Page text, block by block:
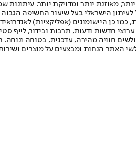
מאוזנת יותר ומדויקת יותר. עיתונות
פורסמה ב-30 ביולי 2007, וב-2010 הפך "ישראל היום"
חדשות ודעות, תרבות ובידור, לייף
חוויה מהירה, עדכנית, בטוחה
האתר הנחות ומבצעים על מוצרים